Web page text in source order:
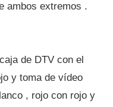
ambos extremos .
de DTV con el
y toma de vídeo
, rojo con rojo y